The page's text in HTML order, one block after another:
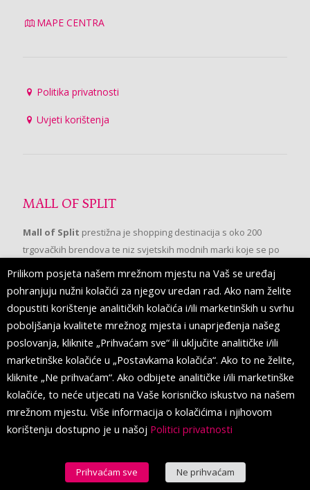
MAPE CENTRA
Politika privatnosti
Uvjeti korištenja
MALL OF SPLIT
Mall of Split prestižna je shopping destinacija s oko 200
trgovačkih brendova te niz svjetskih modnih marki koje se po
prvi put pojavljuju u Splitu.
PRATITE NAS
Prilikom posjeta našem mrežnom mjestu na Vaš se uređaj
pohranjuju nužni kolačići za njegov uredan rad. Ako nam želite
dopustiti korištenje analitičkih kolačića i/ili marketinških u svrhu
poboljšanja kvalitete mrežnog mjesta i unaprjeđenja našeg
poslovanja, kliknite „Prihvaćam sve“ ili uključite analitičke i/ili
marketinške kolačiće u „Postavkama kolačića“. Ako to ne želite,
kliknite „Ne prihvaćam“. Ako odbijete analitičke i/ili marketinške
kolačiće, to neće utjecati na Vaše korisničko iskustvo na našem
mrežnom mjestu. Više informacija o kolačićima i njihovom
korištenju dostupno je u našoj Politici privatnosti
Prihvaćam sve Ne prihvaćam